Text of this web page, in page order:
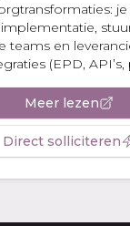
teams en
(EPD,
Meer lezen
Direct solliciteren